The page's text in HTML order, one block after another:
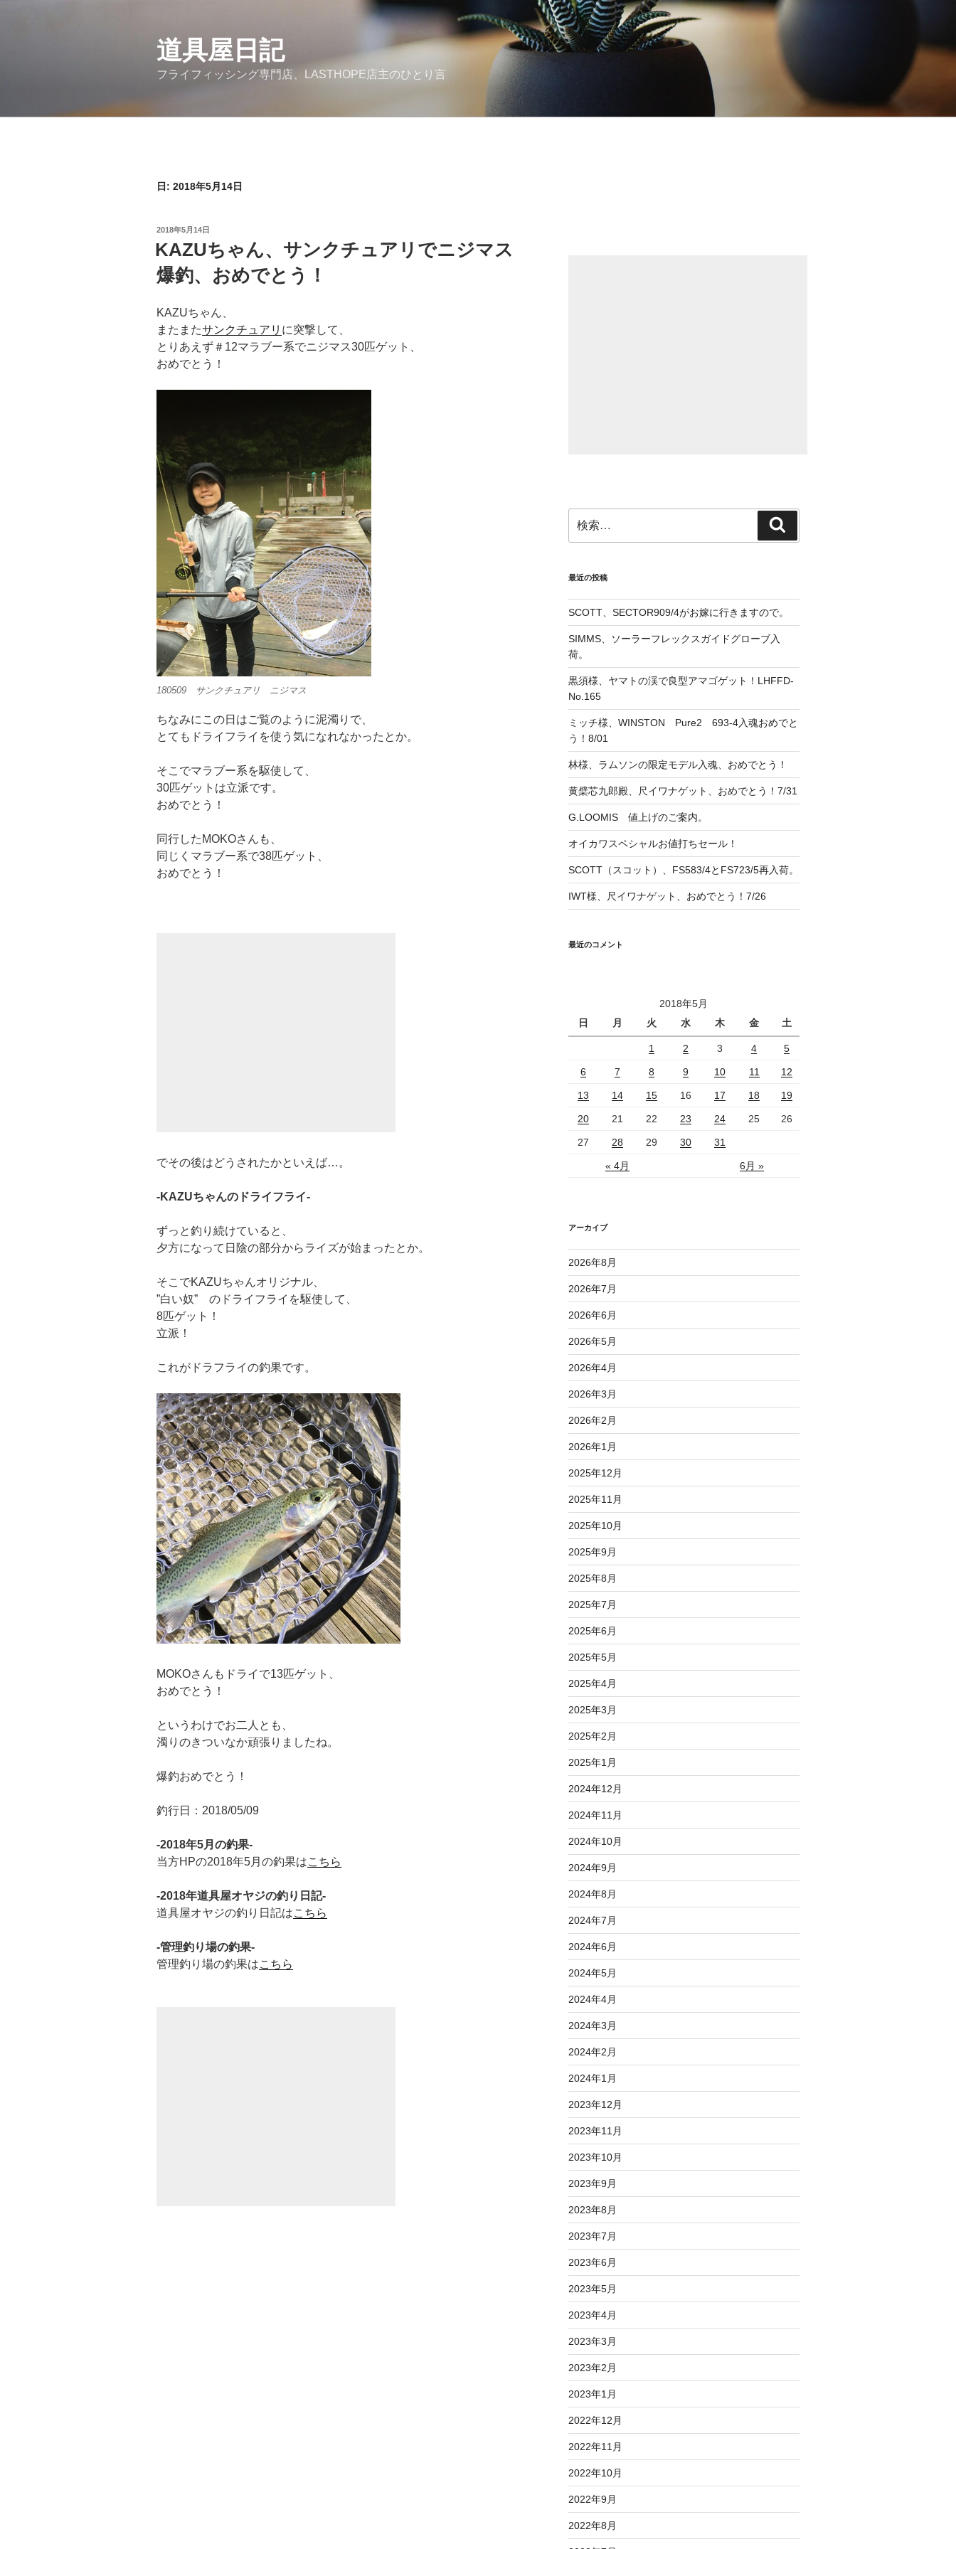
道具屋日記
フライフィッシング専門店、LASTHOPE店主のひとり言
日: 2018年5月14日
投
日:
2018年5月14日
KAZUちゃん、サンクチュアリでニジマス
爆釣、おめでとう！
KAZUちゃん、
またまたサンクチュアリ に突撃して、
とりあえず＃12マラブー系でニジマス30匹ゲット、
おめでとう！
180509 サンクチュアリ ニジマス
ちなみにこの日はご覧のように泥濁りで、
とてもドライフライを使う気になれなかったとか。
そこでマラブー系を駆使して、
30匹ゲットは立派です。
おめでとう！
同行したMOKOさんも、
同じくマラブー系で38匹ゲット、
おめでとう！
でその後はどうされたかといえば…。
-KAZUちゃんのドライフライ-
ずっと釣り続けていると、
夕方になって日陰の部分からライズが始まったとか。
そこでKAZUちゃんオリジナル、
”白い奴” のドライフライを駆使して、
8匹ゲット！
立派！
これがドラフライの釣果です。
MOKOさんもドライで13匹ゲット、
おめでとう！
というわけでお二人とも、
濁りのきついなか頑張りましたね。
爆釣おめでとう！
釣行日：2018/05/09
-2018年5月の釣果-
当方HPの2018年5月の釣果はこちら
-2018年道具屋オヤジの釣り日記-
道具屋オヤジの釣り日記はこちら
-管理釣り場の釣果-
管理釣り場の釣果はこちら
索:
索
最近の投稿
SCOTT、SECTOR909/4がお嫁に行きますので。
SIMMS、ソーラーフレックスガイドグローブ入
荷。
黒須様、ヤマトの渓で良型アマゴゲット！LHFFD-
No.165
ミッチ様、WINSTON Pure2 693-4入魂おめでと
う！8/01
林様、ラムソンの限定モデル入魂、おめでとう！
黄檗芯九郎殿、尺イワナゲット、おめでとう！7/31
G.LOOMIS 値上げのご案内。
オイカワスペシャルお値打ちセール！
SCOTT（スコット）、FS583/4とFS723/5再入荷。
IWT様、尺イワナゲット、おめでとう！7/26
最近のコメント
2018年5月
日
月 火 水 木 金 土
« 4月 6月 »
1 2 3 4 5
6 7 8 9 10 11 12
13 14 15 16 17 18 19
20 21 22 23 24 25 26
27 28 29 30 31
アーカイブ
2026年8月
2026年7月
2026年6月
2026年5月
2026年4月
2026年3月
2026年2月
2026年1月
2025年12月
2025年11月
2025年10月
2025年9月
2025年8月
2025年7月
2025年6月
2025年5月
2025年4月
2025年3月
2025年2月
2025年1月
2024年12月
2024年11月
2024年10月
2024年9月
2024年8月
2024年7月
2024年6月
2024年5月
2024年4月
2024年3月
2024年2月
2024年1月
2023年12月
2023年11月
2023年10月
2023年9月
2023年8月
2023年7月
2023年6月
2023年5月
2023年4月
2023年3月
2023年2月
2023年1月
2022年12月
2022年11月
2022年10月
2022年9月
2022年8月